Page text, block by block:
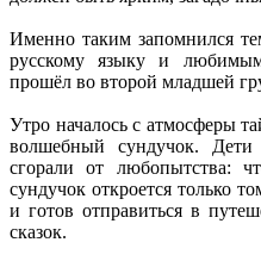
Именно таким запомнился
русскому языку и
прошёл во второй младшей
Утро началось с атмосферы
волшебный сундучок. Дети
сгорали от любопытства:
сундучок откроется только
и готов отправиться в
сказок.